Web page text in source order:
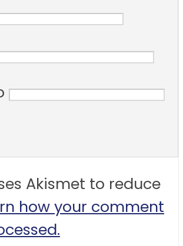
Akismet to reduce
how your comment